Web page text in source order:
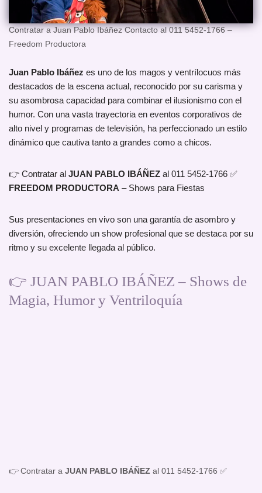
Contratar a Juan Pablo Ibáñez Contacto al 011 5452-1766 –
Freedom Productora
Juan Pablo Ibáñez es uno de los magos y ventrílocuos más
destacados de la escena actual, reconocido por su carisma y
su asombrosa capacidad para combinar el ilusionismo con el
humor. Con una vasta trayectoria en eventos corporativos de
alto nivel y programas de televisión, ha perfeccionado un estilo
dinámico que cautiva tanto a grandes como a chicos.
👉 Contratar al JUAN PABLO IBÁÑEZ al 011 5452-1766 ✅
FREEDOM PRODUCTORA – Shows para Fiestas
Sus presentaciones en vivo son una garantía de asombro y
diversión, ofreciendo un show profesional que se destaca por su
ritmo y su excelente llegada al público.
👉 JUAN PABLO IBÁÑEZ – Shows de
Magia, Humor y Ventriloquía
👉 Contratar a JUAN PABLO IBÁÑEZ al 011 5452-1766 ✅